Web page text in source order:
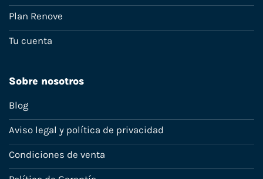
Plan Renove
Tu cuenta
Sobre nosotros
Blog
Aviso legal y política de privacidad
Condiciones de venta